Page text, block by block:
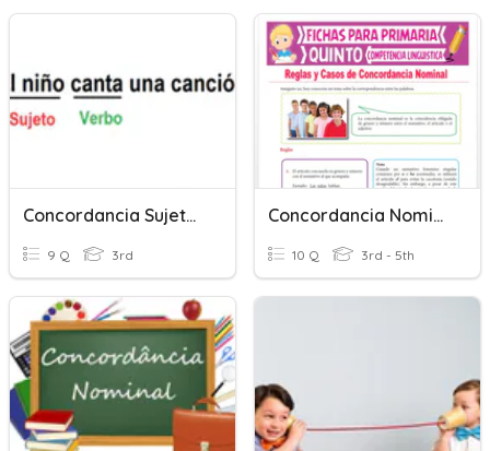
Concordancia Sujeto Y Verbo
9 Q 3rd
Concordancia Nominal
10 Q 3rd - 5th